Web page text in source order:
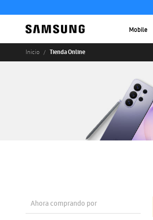
Mobile
Inicio Tienda Online
Ahora comprando por